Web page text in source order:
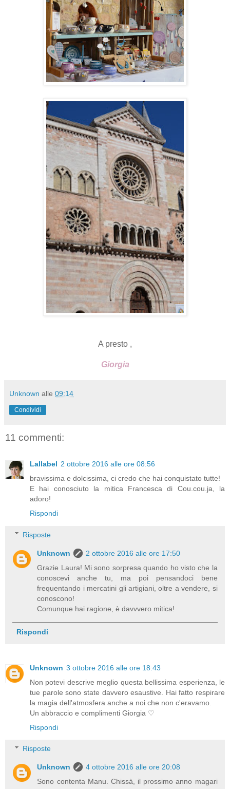
A presto ,
Giorgia
Unknown alle 09:14
Condividi
11 commenti:
Lallabel 2 ottobre 2016 alle ore 08:56
bravissima e dolcissima, ci credo che hai conquistato tutte!
E hai conosciuto la mitica Francesca di Cou.cou.ja, la
adoro!
Rispondi
Risposte
Unknown
2 ottobre 2016 alle ore 17:50
Grazie Laura! Mi sono sorpresa quando ho visto che la
conoscevi anche tu, ma poi pensandoci bene
frequentando i mercatini gli artigiani, oltre a vendere, si
conoscono!
Comunque hai ragione, è davvvero mitica!
Rispondi
Unknown 3 ottobre 2016 alle ore 18:43
Non potevi descrive meglio questa bellissima esperienza, le
tue parole sono state davvero esaustive. Hai fatto respirare
la magia dell'atmosfera anche a noi che non c'eravamo.
Un abbraccio e complimenti Giorgia ♡
Rispondi
Risposte
Unknown
4 ottobre 2016 alle ore 20:08
Sono contenta Manu. Chissà, il prossimo anno magari